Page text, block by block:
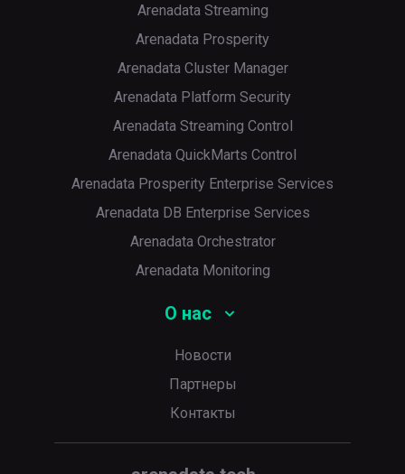
Arenadata Streaming
Arenadata Prosperity
Arenadata Cluster Manager
Arenadata Platform Security
Arenadata Streaming Control
Arenadata QuickMarts Control
Arenadata Prosperity Enterprise Services
Arenadata DB Enterprise Services
Arenadata Orchestrator
Arenadata Monitoring
О нас
Новости
Партнеры
Контакты